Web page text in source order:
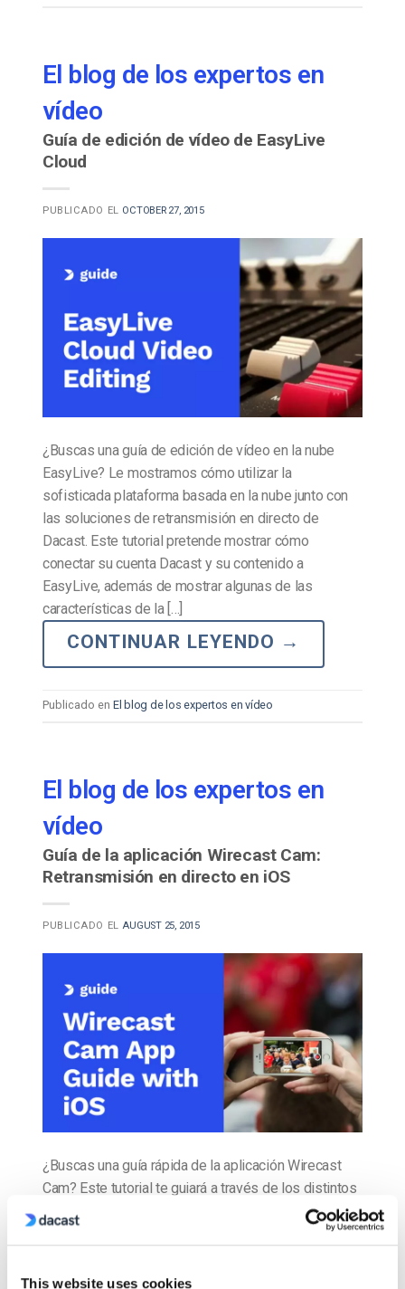
This website uses cookies
El blog de los expertos en
vídeo
Guía de edición de vídeo de EasyLive
Cloud
PUBLICADO EL OCTOBER 27, 2015
¿Buscas una guía de edición de vídeo en la nube
EasyLive? Le mostramos cómo utilizar la
sofisticada plataforma basada en la nube junto con
las soluciones de retransmisión en directo de
Dacast. Este tutorial pretende mostrar cómo
conectar su cuenta Dacast y su contenido a
EasyLive, además de mostrar algunas de las
características de la […]
CONTINUAR LEYENDO →
Publicado en El blog de los expertos en vídeo
El blog de los expertos en
vídeo
Guía de la aplicación Wirecast Cam:
Retransmisión en directo en iOS
PUBLICADO ELAUGUST 25, 2015
¿Buscas una guía rápida de la aplicación Wirecast
Cam? Este tutorial te guiará a través de los distintos
pasos para empezar a transmitir vídeo en directo
con la aplicación. Qué se necesita Instalación de la
Configuración de la aplicación Selección de la